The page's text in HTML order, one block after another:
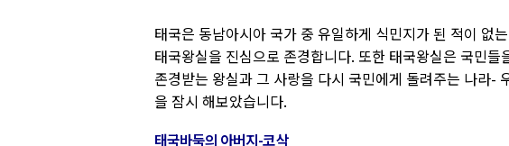
태국은 동남아시아 국가 중 유일하게 식민지가 된 적이 없
태국왕실을 진심으로 존경합니다. 또한 태국왕실은 국민
존경받는 왕실과 그 사랑을 다시 국민에게 돌려주는 나라-
을 잠시 해보았습니다.
태국바둑의 아버지-코삭